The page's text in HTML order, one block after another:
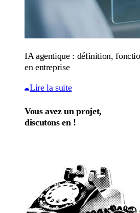
IA agentique : définition,
en entreprise
Lire la suite
Vous avez un projet,
discutons en !